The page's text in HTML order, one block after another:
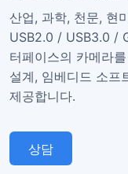
산업, 과학, 천문, 현
USB2.0 / USB3.0 /
터페이스의 카메라
설계, 임베디드 소프
제공합니다.
상담